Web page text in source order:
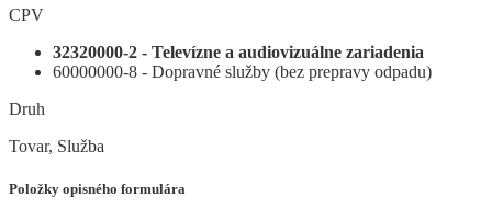
CPV
32320000-2 - Televízne a audiovizuálne zariadenia
60000000-8 - Dopravné služby (bez prepravy odpadu)
Druh
Tovar, Služba
Položky opisného formulára